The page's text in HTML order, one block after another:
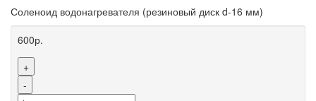
Соленоид водонагревателя (резиновый диск d-16 мм)
600р.
+
-